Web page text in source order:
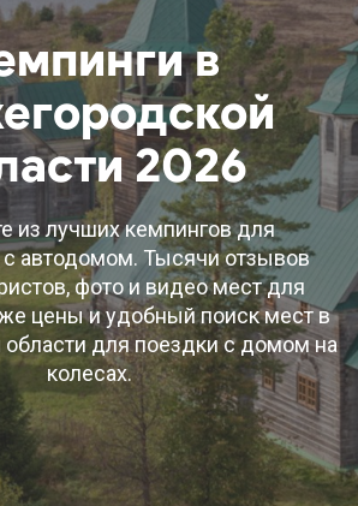
в
2026
из лучших кемпингов для
с автодомом. Тысячи отзывов
фото и видео мест для
цены и удобный поиск мест в
для поездки с домом на
колесах.